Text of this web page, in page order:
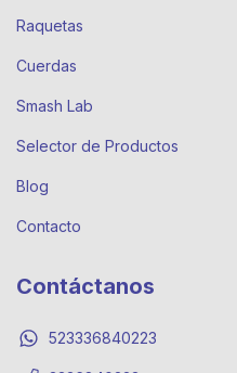
Raquetas
Cuerdas
Smash Lab
Selector de Productos
Blog
Contacto
Contáctanos
523336840223